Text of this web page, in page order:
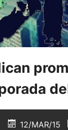
12/MAR/15